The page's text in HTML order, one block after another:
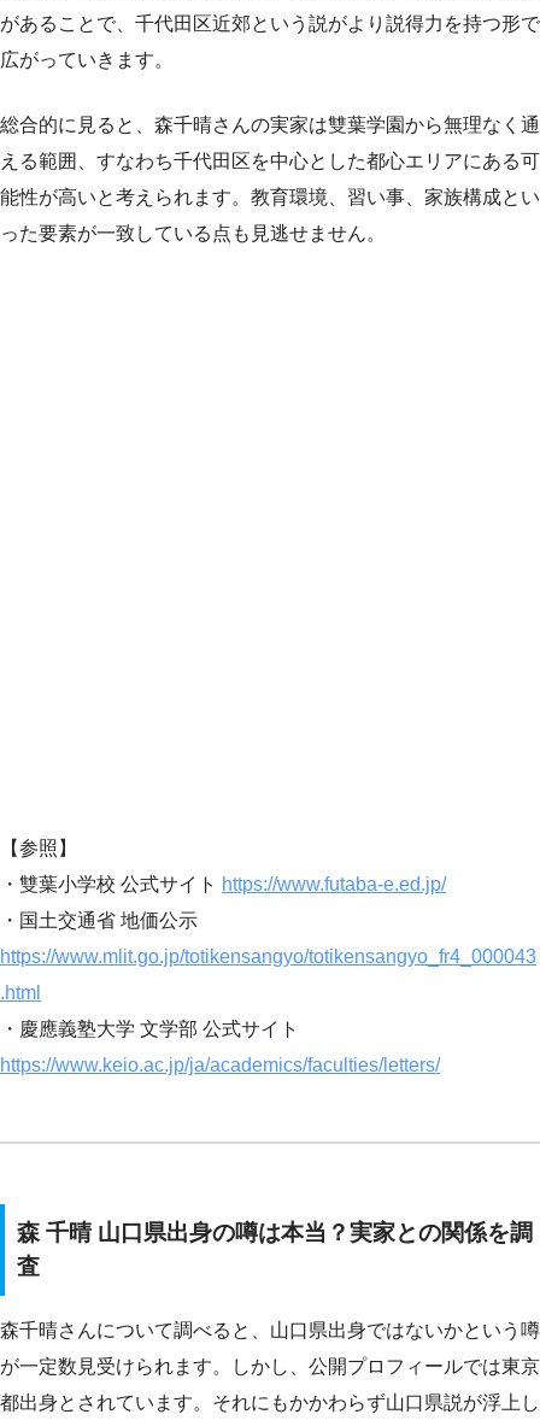
があることで、千代田区近郊という説がより説得力を持つ形で
広がっていきます。
総合的に見ると、森千晴さんの実家は雙葉学園から無理なく通
える範囲、すなわち千代田区を中心とした都心エリアにある可
能性が高いと考えられます。教育環境、習い事、家族構成とい
った要素が一致している点も見逃せません。
【参照】
・雙葉小学校 公式サイト https://www.futaba-e.ed.jp/
・国土交通省 地価公示
https://www.mlit.go.jp/totikensangyo/totikensangyo_fr4_000043
.html
・慶應義塾大学 文学部 公式サイト
https://www.keio.ac.jp/ja/academics/faculties/letters/
森 千晴 山口県出身の噂は本当？実家との関係を調
査
森千晴さんについて調べると、山口県出身ではないかという噂
が一定数見受けられます。しかし、公開プロフィールでは東京
都出身とされています。それにもかかわらず山口県説が浮上し